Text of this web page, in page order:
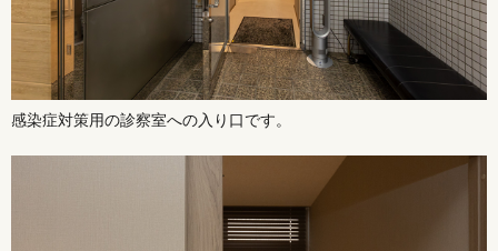
感染症対策用の診察室への入り口です。